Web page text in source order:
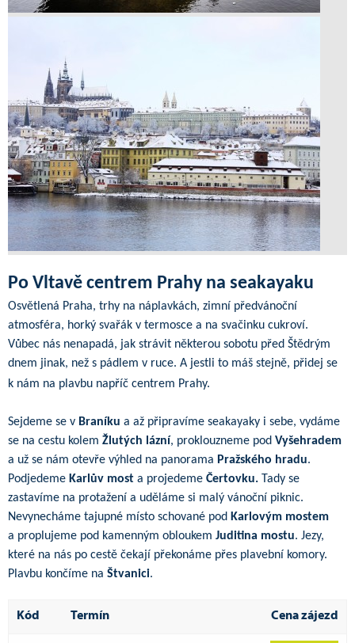
Po Vltavě centrem Prahy na seakayaku
Osvětlená Praha, trhy na náplavkách, zimní předvánoční
atmosféra, horký svařák v termosce a na svačinku cukroví.
Vůbec nás nenapadá, jak strávit některou sobotu před Štědrým
dnem jinak, než s pádlem v ruce. A jestli to máš stejně, přidej se
k nám na plavbu napříč centrem Prahy.
Sejdeme se v Braníku a až připravíme seakayaky i sebe, vydáme
se na cestu kolem Žlutých lázní, proklouzneme pod Vyšehradem
a už se nám otevře výhled na panorama Pražského hradu.
Podjedeme Karlův most a projedeme Čertovku. Tady se
zastavíme na protažení a uděláme si malý vánoční piknic.
Nevynecháme tajupné místo schované pod Karlovým mostem
a proplujeme pod kamenným obloukem Juditina mostu. Jezy,
které na nás po cestě čekají překonáme přes plavební komory.
Plavbu končíme na Štvanici.
Kód Termín Cena zájezd